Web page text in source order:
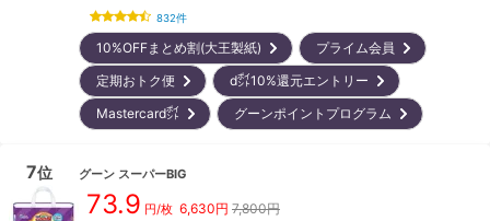
832件
10%OFFまとめ割(大王製紙)
プライム会員
定期おトク便
d㌽10%還元エントリー
Mastercard㌽
グーンポイントプログラム
7位 グーン スーパーBIG
73.9 円/枚 6,630円 7,800円